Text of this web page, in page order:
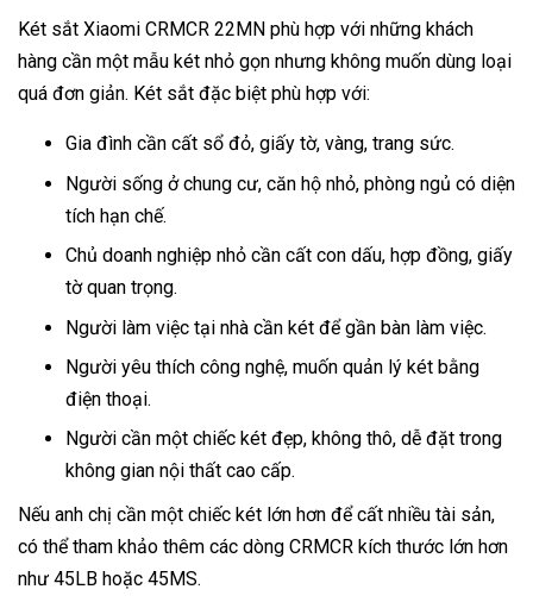
Két sắt Xiaomi CRMCR 22MN phù hợp với những khách
hàng cần một mẫu két nhỏ gọn nhưng không muốn dùng loại
quá đơn giản. Két sắt đặc biệt phù hợp với:
Gia đình cần cất sổ đỏ, giấy tờ, vàng, trang sức.
Người sống ở chung cư, căn hộ nhỏ, phòng ngủ có diện
tích hạn chế.
Chủ doanh nghiệp nhỏ cần cất con dấu, hợp đồng, giấy
tờ quan trọng.
Người làm việc tại nhà cần két để gần bàn làm việc.
Người yêu thích công nghệ, muốn quản lý két bằng
điện thoại.
Người cần một chiếc két đẹp, không thô, dễ đặt trong
không gian nội thất cao cấp.
Nếu anh chị cần một chiếc két lớn hơn để cất nhiều tài sản,
có thể tham khảo thêm các dòng CRMCR kích thước lớn hơn
như 45LB hoặc 45MS.